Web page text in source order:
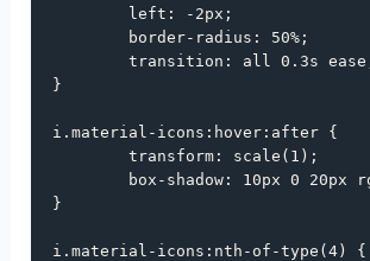
left : -2px ;
border-radius : 50% ;
transition : all 0.3s ease
}
i .material-icons : hover : after {
transform : scale ( 1 );
box-shadow : 10px 0 20px
}
i .material-icons : nth-of-type (4 ) {